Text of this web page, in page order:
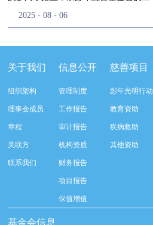
余彭年慈善基金会第四届理事会监事。
徐滨先生当选余彭年慈善基金会第四届
先生依次为新一任理事长徐滨先生及秘
新起点上，基金会将始终坚守创立初
心，继续沿着余彭年先生的慈善足迹稳
步前行：一方面将持续巩固已有的品牌
公益项目优势，把帮扶资源更精准地向
索适配新时代公益环境的创新路径，联
动更多社会爱心力量，搭建更透明、更
阔的角落，用实际行动践行"取之于社
会、用之于社会"的公益承诺。未来，
余彭年慈善基金会将在新一届理事会的
带领下，以更饱满的热忱投身公益慈善
小路弯弯曲曲，两边是繁茂的林木，我
家中。简朴的乡村民居陈设简单，老人
往日家中大大小小的农活，全都压在了
老伴一人肩上。此前季爷爷的左眼早已
彻底失明，卧床的日子里视野一片昏
暗，行动受限再加上双目近乎失明，老
人常常对往后的生活满心忧虑。得益于
去年项目开展的右眼手术，如今他的右
眼重获视力，平日里能够看清手机屏
幕，简单的日常起居也可以自己打理不
少。聊天的时候季爷爷语气满是庆
幸：“本来走路就不利索，要是双眼都
看不见，真的不敢设想往后的日子。现
事业的生动体现。随后余彭年慈善基金
光明行动”在内蒙的点点滴滴，并希望
覆盖，加强术后随访与科普宣传，同时
仪式后余彭年慈善基金会一行实地探访
了项目实施的一线情况，详细了解了患
流程就诊环节。 探访结束后，我们一行
开始对参与项目的患者进行了随机的回
项目的患者进行了随机的回访。居住在
松山区三道井子村的王奶奶左眼一直视
检查治疗。村里的赵书记在走访过程中
着一份特别的牵挂，走进了一个个普通
曾经被白内障困扰的老人，在接受
发生了怎样的变化。“现在能看清菜苗
来到涟源市渡头塘乡洪家村。72岁的曾
爷爷正在自家菜地里忙碌。他曾是村里
见，另一只眼睛的视力也越来越差。以
前，他看不清鱼塘的水位，也分不清菜
术后，眼睛亮堂多了！”老人笑着说。
现在，他能清楚地看到鱼塘里鱼儿游动
杂草。尽管手部有残疾，但他在田埂上
2025 - 08 - 06
关于我们
组织架构
理事会成员
章程
关联方
联系我们
信息公开
管理制度
工作报告
审计报告
机构资质
财务报告
项目报告
保值增值
慈善项目
彭年光明行动
教育资助
疾病救助
其他资助
基金会信息